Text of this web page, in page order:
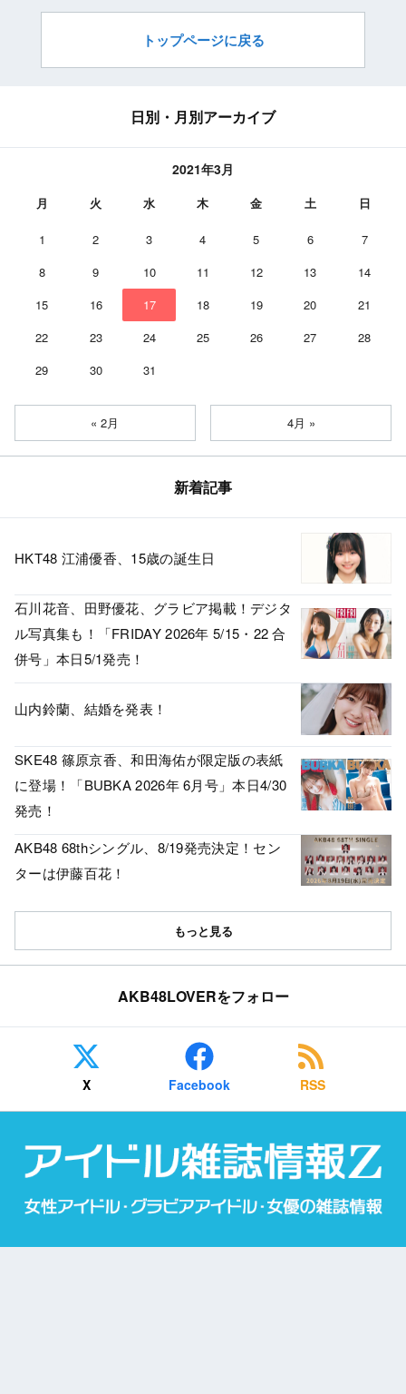
トップページに戻る
日別・月別アーカイブ
2021年3月
月 火 水 木 金 土 日
1 2 3 4 5 6
7
8
9 10 11 12 13
14
15
16 17 18 19 20
21
22
23 24 25 26 27
28
29
30 31
« 2月 4月 »
新着記事
HKT48 江浦優香、15歳の誕生日
石川花音、田野優花、グラビア掲載！デジタ
ル写真集も！「FRIDAY 2026年 5/15・22 合
併号」本日5/1発売！
山内鈴蘭、結婚を発表！
SKE48 篠原京香、和田海佑が限定版の表紙
に登場！「BUBKA 2026年 6月号」本日4/30
発売！
AKB48 68thシングル、8/19発売決定！セン
ターは伊藤百花！
もっと見る
AKB48LOVERをフォロー
X Facebook RSS